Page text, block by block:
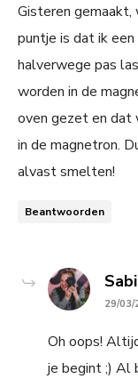
Gisteren
puntje is dat ik
halverwege pas
worden in de
oven gezet en dat
in de magnetron.
alvast smelten!
Beantwoorden
29/03/
Oh oops!
je begint ;) Al